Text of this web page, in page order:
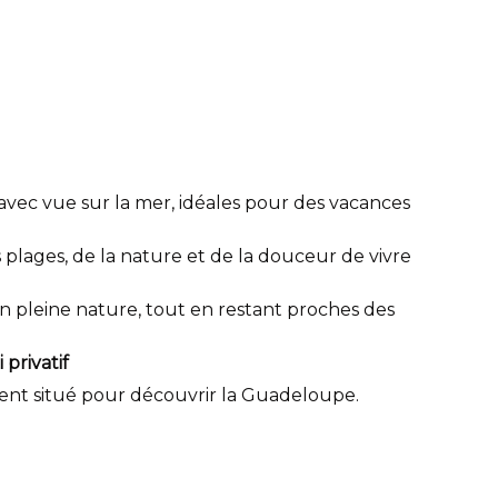
vue sur la mer, idéales pour des vacances
de la nature et de la douceur de vivre
pleine nature, tout en restant proches des
privatif
situé pour découvrir la Guadeloupe.